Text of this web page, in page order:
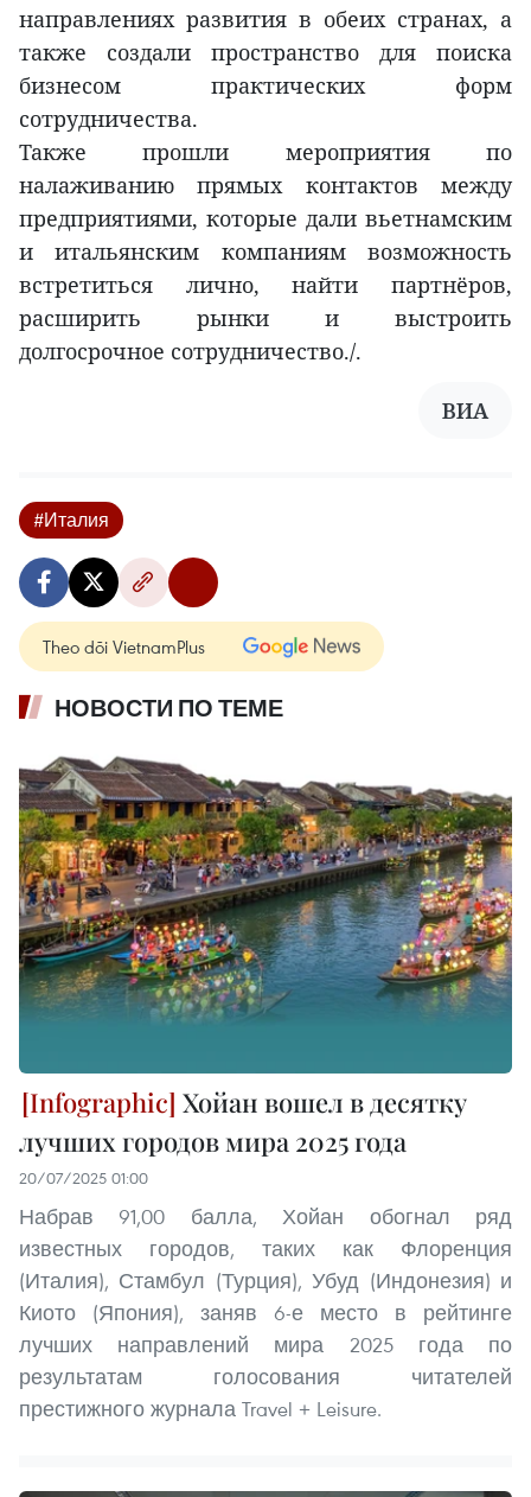
направлениях развития в обеих странах, а
также создали пространство для поиска
бизнесом практических форм
сотрудничества.
Также прошли мероприятия по
налаживанию прямых контактов между
предприятиями, которые дали вьетнамским
и итальянским компаниям возможность
встретиться лично, найти партнёров,
расширить рынки и выстроить
долгосрочное сотрудничество./.
ВИА
#Италия
Theo dõi VietnamPlus
НОВОСТИ ПО ТЕМЕ
Хойан вошел в десятку
лучших городов мира 2025 года
20/07/2025 01:00
Набрав 91,00 балла, Хойан обогнал ряд
известных городов, таких как Флоренция
(Италия), Стамбул (Турция), Убуд (Индонезия) и
Киото (Япония), заняв 6-е место в рейтинге
лучших направлений мира 2025 года по
результатам голосования читателей
престижного журнала Travel + Leisure.